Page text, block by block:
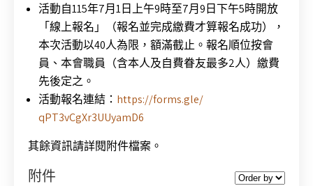
活動自115年7月1日上午9時至7月9日下午5時開放
「線上報名」（報名並完成繳費才算報名成功），
本次活動以40人為限，額滿截止。報名順位按會
員、本會職員（含本人及自費眷友最多2人）繳費
先後定之。
活動報名連結： https://forms.gle/
qPT3vCgXr3UUyamD6
其餘資訊請詳閱附件檔案。
附件